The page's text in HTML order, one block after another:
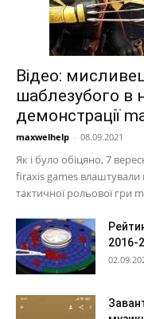
Відео:
шаблезубого в
демонстрації
maxwelhelp - 08.09.2021
Як і було обіцяно, 7
firaxis games влаштували
тактичної рольової гри
2016-